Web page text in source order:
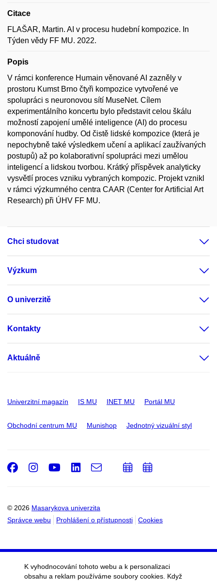
Citace
FLAŠAR, Martin. AI v procesu hudební kompozice. In
Týden vědy FF MU. 2022.
Popis
V rámci konference Humain věnované AI zazněly v
prostoru Kumst Brno čtyři kompozice vytvořené ve
spolupráci s neuronovou sítí MuseNet. Cílem
experimentálního koncertu bylo představit celou škálu
možností zapojení umělé inteligence (AI) do procesu
komponování hudby. Od čistě lidské kompozice (která je
nepochybně také výsledkem učení a aplikací zaužívaných
postupů) až po kolaborativní spolupráci mezi umělou
inteligencí a lidskou tvorbou. Krátký příspěvek analyticky
vysvětlí proces vzniku vybraných kompozic. Projekt vznikl
v rámci výzkumného centra CAAR (Center for Artificial Art
Research) při ÚHV FF MU.
Chci studovat
Výzkum
O univerzitě
Kontakty
Aktuálně
Univerzitní magazín IS MU INET MU Portál MU
Obchodní centrum MU Munishop Jednotný vizuální styl
© 2026 Masarykova univerzita
Správce webu
Prohlášení o přístupnosti Cookies
Facebook
Instagram
Youtube
LinkedIn
e-
PřidatPřidat
K vyhodnocování tohoto webu a k personalizaci
obsahu a reklam používáme soubory cookies. Když